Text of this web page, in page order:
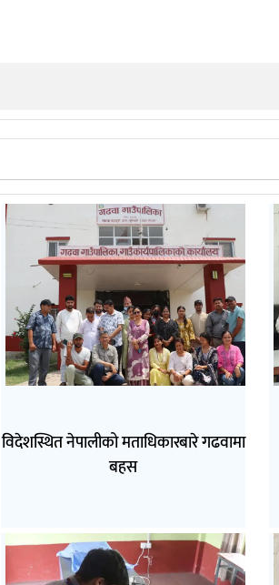
विदेशस्थित नेपालीको मताधिकारबारे गढवामा
बहस